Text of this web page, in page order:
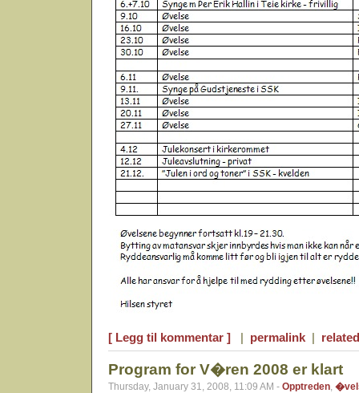
[ Legg til kommentar ] | permalink |
Program for V�ren 2008 er klart
Thursday, January 31, 2008, 11:09 AM - Opptreden,